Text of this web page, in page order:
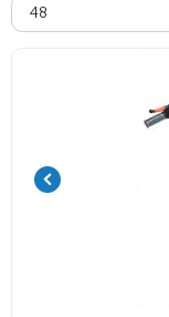
48